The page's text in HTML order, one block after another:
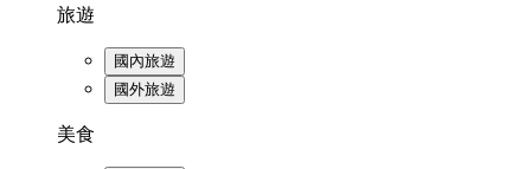
旅遊
國內旅遊
國外旅遊
美食